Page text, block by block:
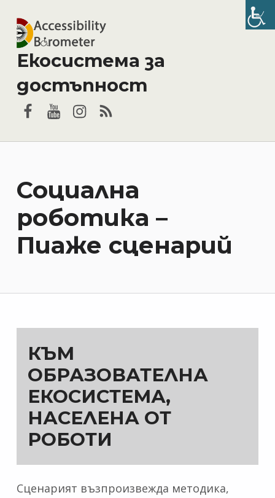
Екосистема за
достъпност
Facebook
YouTube
Instagram
RSS
Социална
роботика –
Пиаже сценарий
КЪМ
ОБРАЗОВАТЕЛНА
ЕКОСИСТЕМА,
НАСЕЛЕНА ОТ
РОБОТИ
Сценарият възпроизвежда методика,